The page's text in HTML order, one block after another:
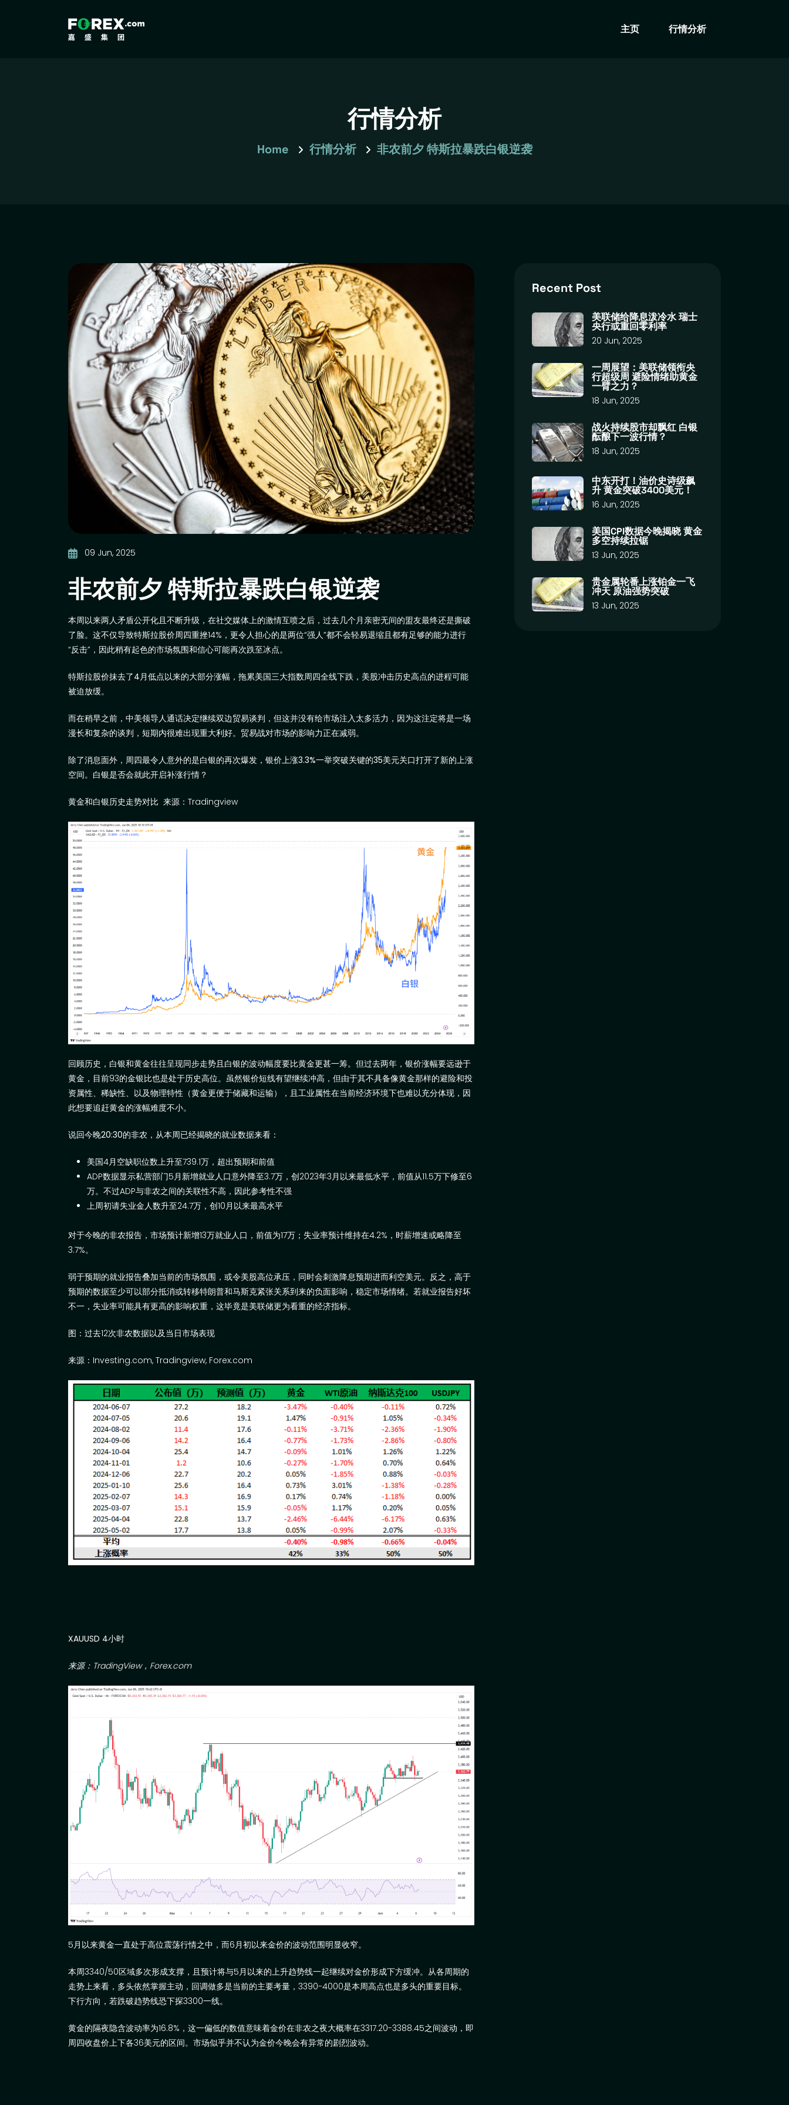
主页 行情分析
行情分析
Home 行情分析 非农前夕 特斯拉暴跌白银逆袭
09 Jun, 2025
非农前夕 特斯拉暴跌白银逆袭
本周以来两人矛盾公开化且不断升级，在社交媒体上的激情互喷之后，过去几个月亲密无间的盟友最终还是撕破
了脸。这不仅导致特斯拉股价周四重挫14% ，更令人担心的是两位“强人”都不会轻易退缩且都有足够的能力进行
“反击”，因此稍有起色的市场氛围和信心可能再次跌至冰点。
特斯拉股价抹去了4月低点以来的大部分涨幅，拖累美国三大指数周四全线下跌，美股冲击历史高点的进程可能
被迫放缓。
而在稍早之前，中美领导人通话决定继续双边贸易谈判，但这并没有给市场注入太多活力，因为这注定将是一场
漫长和复杂的谈判，短期内很难出现重大利好。贸易战对市场的影响力正在减弱。
除了消息面外，周四最令人意外的是白银的再次爆发，银价上涨3.3%一举突破关键的35美元关口打开了新的上涨
空间。白银是否会就此开启补涨行情？
黄金和白银历史走势对比 来源：Tradingview
回顾历史，白银和黄金往往呈现同步走势且白银的波动幅度要比黄金更甚一筹。但过去两年，银价涨幅要远逊于
黄金，目前93的金银比也是处于历史高位。虽然银价短线有望继续冲高，但由于其不具备像黄金那样的避险和投
资属性、稀缺性、以及物理特性（黄金更便于储藏和运输），且工业属性在当前经济环境下也难以充分体现，因
此想要追赶黄金的涨幅难度不小。
说回今晚20:30的非农，从本周已经揭晓的就业数据来看：
美国4月空缺职位数上升至739.1万，超出预期和前值
ADP数据显示私营部门5月新增就业人口意外降至3.7万，创2023年3月以来最低水平，前值从11.5万下修至6
万。不过ADP与非农之间的关联性不高，因此参考性不强
上周初请失业金人数升至24.7万，创10月以来最高水平
对于今晚的非农报告，市场预计新增13万就业人口，前值为17万；失业率预计维持在4.2% ，时薪增速或略降至
3.7%。
弱于预期的就业报告叠加当前的市场氛围，或令美股高位承压，同时会刺激降息预期进而利空美元。反之，高于
预期的数据至少可以部分抵消或转移特朗普和马斯克紧张关系到来的负面影响，稳定市场情绪。若就业报告好坏
不一，失业率可能具有更高的影响权重，这毕竟是美联储更为看重的经济指标。
图：过去12次非农数据以及当日市场表现
来源： Investing.com, Tradingview, Forex.com
XAUUSD 4小时
来源： TradingView， Forex.com
5月以来黄金一直处于高位震荡行情之中，而6月初以来金价的波动范围明显收窄。
本周3340/50区域多次形成支撑，且预计将与5月以来的上升趋势线一起继续对金价形成下方缓冲。从各周期的
走势上来看，多头依然掌握主动，回调做多是当前的主要考量，3390-4000是本周高点也是多头的重要目标。
下行方向，若跌破趋势线恐下探3300一线。
黄金的隔夜隐含波动率为16.8% ，这一偏低的数值意味着金价在非农之夜大概率在3317.20-3388.45之间波动，即
周四收盘价上下各36美元的区间。市场似乎并不认为金价今晚会有异常的剧烈波动。
Recent Post
美联储给降息泼冷水 瑞士
央行或重回零利率
20 Jun, 2025
一周展望：美联储领衔央
行超级周 避险情绪助黄金
一臂之力？
18 Jun, 2025
战火持续股市却飘红 白银
酝酿下一波行情？
18 Jun, 2025
中东开打！油价史诗级飙
升 黄金突破3400美元！
16 Jun, 2025
美国CPI数据今晚揭晓 黄金
多空持续拉锯
13 Jun, 2025
贵金属轮番上涨铂金一飞
冲天 原油强势突破
13 Jun, 2025